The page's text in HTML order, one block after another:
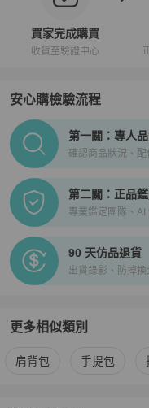
買家完成購買
收貨至驗證中心
安心購檢驗流程
PopChill拍拍圈正品驗
第一關：專人
確認商品狀況、
第二關：正品
專業鑑定團隊、
90 天仿品退貨
出貨錄影、防掉
更多相似類別
更多3.1 Phillip Lim女包
肩背包 手提包